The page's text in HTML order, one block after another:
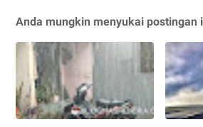
Anda mungkin menyukai postingan